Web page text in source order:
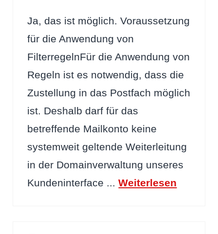
Ja, das ist möglich. Voraussetzung
für die Anwendung von
FilterregelnFür die Anwendung von
Regeln ist es notwendig, dass die
Zustellung in das Postfach möglich
ist. Deshalb darf für das
betreffende Mailkonto keine
systemweit geltende Weiterleitung
in der Domainverwaltung unseres
Kundeninterface ...Weiterlesen